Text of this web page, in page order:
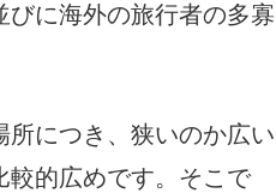
に海外の旅行者の多寡
所につき、狭いのか広い
較的広めです。そこで